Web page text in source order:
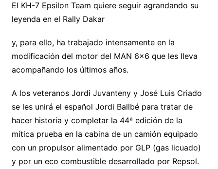
El KH-7 Epsilon Team quiere seguir agrandando su
leyenda en el Rally Dakar
y, para ello, ha trabajado intensamente en la
modificación del motor del MAN 6×6 que les lleva
acompañando los últimos años.
A los veteranos Jordi Juvanteny y José Luis Criado
se les unirá el español Jordi Ballbé para tratar de
hacer historia y completar la 44ª edición de la
mítica prueba en la cabina de un camión equipado
con un propulsor alimentado por GLP (gas licuado)
y por un eco combustible desarrollado por Repsol.